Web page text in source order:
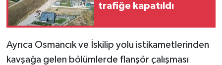
trafiğe kapatıldı
Ayrıca Osmancık ve İskilip yolu istikametlerinden
kavşağa gelen bölümlerde flanşör çalışması